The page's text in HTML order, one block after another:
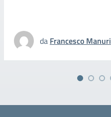
da Francesco Manuri